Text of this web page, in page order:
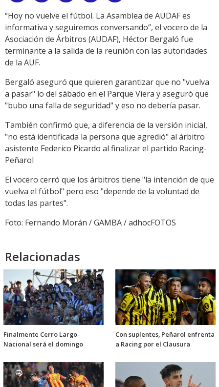
Link
“Hoy no vuelve el fútbol. La Asamblea de AUDAF es
informativa y seguiremos conversando”, el vocero de la
Asociación de Árbitros (AUDAF), Héctor Bergaló fue
terminante a la salida de la reunión con las autoridades
de la AUF.
Bergaló aseguró que quieren garantizar que no "vuelva
a pasar" lo del sábado en el Parque Viera y aseguró que
"bubo una falla de seguridad" y eso no debería pasar.
También confirmó que, a diferencia de la versión inicial,
"no está identificada la persona que agredió" al árbitro
asistente Federico Picardo al finalizar el partido Racing-
Peñarol
El vocero cerró que los árbitros tiene "la intención de que
vuelva el fútbol" pero eso "depende de la voluntad de
todas las partes".
Foto: Fernando Morán / GAMBA / adhocFOTOS
Relacionadas
Finalmente Cerro Largo-
Nacional será el domingo
Con suplentes, Peñarol enfrenta
a Racing por el Clausura